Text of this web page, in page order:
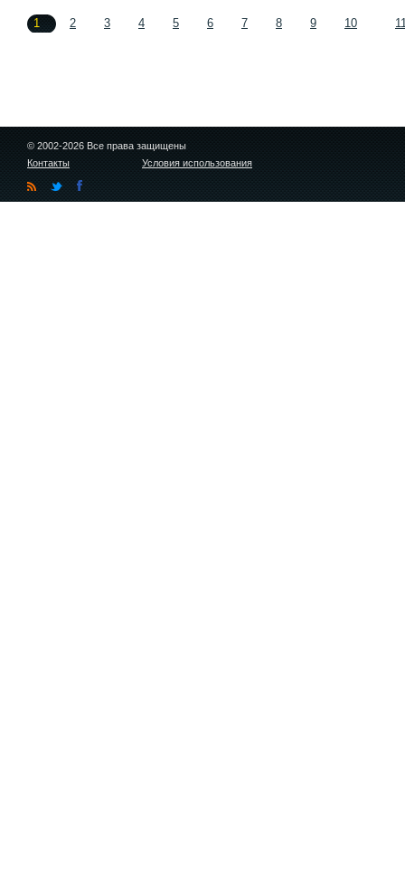
1 2 3 4 5 6 7 8 9 10
© 2002-2026 Все права защищены
Контакты
Условия использования